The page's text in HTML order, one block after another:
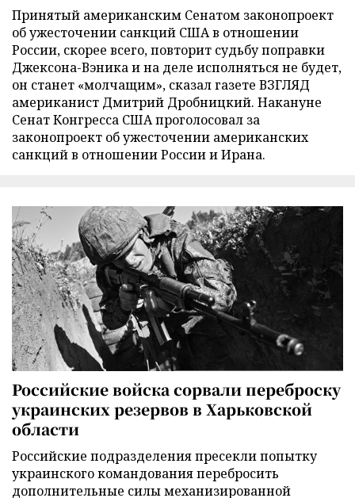
Принятый американским Сенатом законопроект
об ужесточении санкций США в отношении
России, скорее всего, повторит судьбу поправки
Джексона-Вэника и на деле исполняться не будет,
он станет «молчащим», сказал газете ВЗГЛЯД
американист Дмитрий Дробницкий. Накануне
Сенат Конгресса США проголосовал за
законопроект об ужесточении американских
санкций в отношении России и Ирана.
Российские войска сорвали переброску
украинских резервов в Харьковской
области
Российские подразделения пресекли попытку
украинского командования перебросить
дополнительные силы механизированной